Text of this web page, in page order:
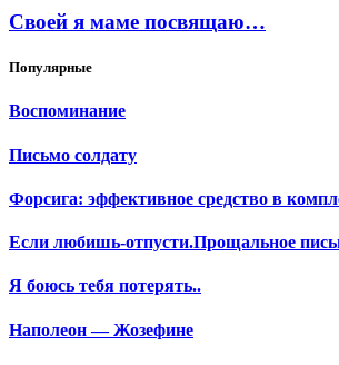
Своей я маме посвящаю…
Популярные
Воспоминание
Письмо солдату
Форсига: эффективное средство в
Если любишь-отпусти.Прощальное
Я боюсь тебя потерять..
Наполеон — Жозефине